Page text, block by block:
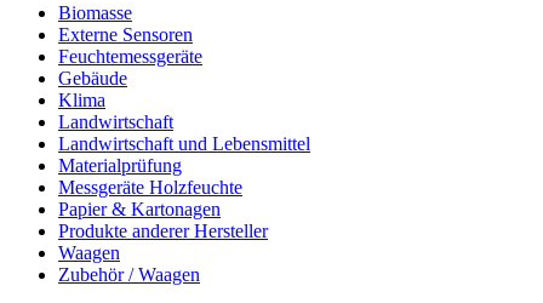
Biomasse
Externe Sensoren
Feuchtemessgeräte
Gebäude
Klima
Landwirtschaft
Landwirtschaft und Lebensmittel
Materialprüfung
Messgeräte Holzfeuchte
Papier & Kartonagen
Produkte anderer Hersteller
Waagen
Zubehör / Waagen